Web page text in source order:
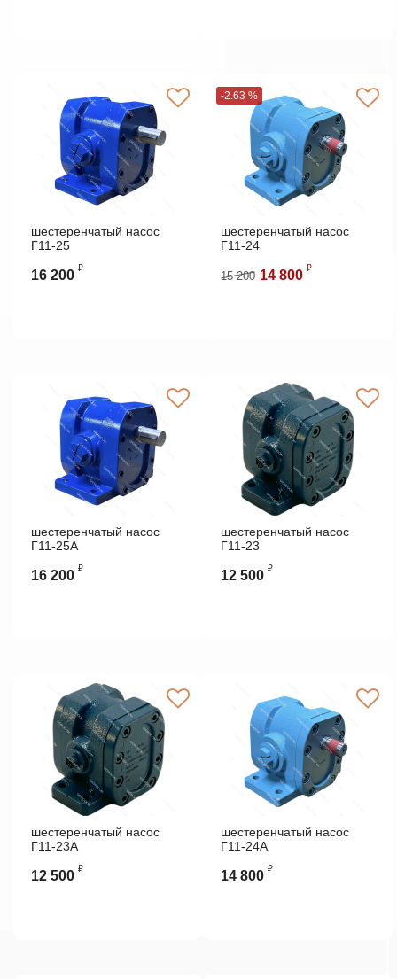
шестеренчатый насос
Г11-25
16 200 ₽
-2.63 %
шестеренчатый насос
Г11-24
15 200 14 800 ₽
шестеренчатый насос
Г11-25А
16 200 ₽
шестеренчатый насос
Г11-23
12 500 ₽
шестеренчатый насос
Г11-23А
12 500 ₽
шестеренчатый насос
Г11-24А
14 800 ₽